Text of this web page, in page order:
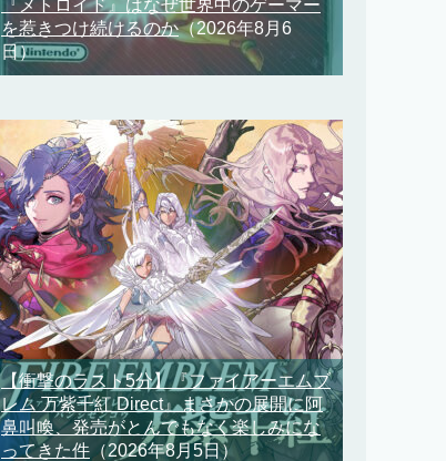
『メトロイド』はなぜ世界中のゲーマー
を惹きつけ続けるのか（2026年8月6
日）
【衝撃のラスト5分】『ファイアーエムブ
レム 万紫千紅 Direct』まさかの展開に阿
鼻叫喚、発売がとんでもなく楽しみにな
ってきた件 （2026年8月5日）